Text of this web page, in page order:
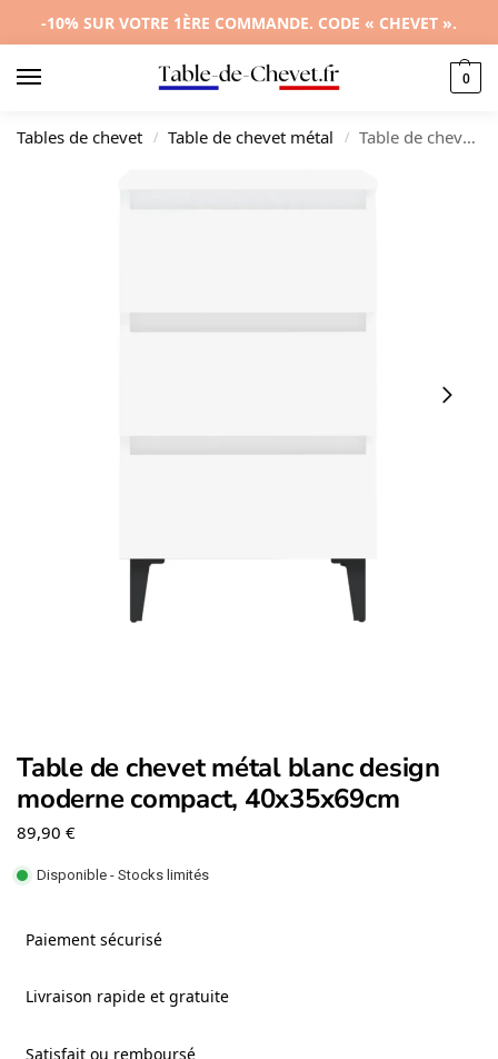
-10% SUR VOTRE 1ÈRE COMMANDE. CODE « CHEVET ».
0
Tables de chevet / Table de chevet métal / Table de chevet métal blanc design moderne compact, 40x35x69cm
Table de chevet métal blanc design
moderne compact, 40x35x69cm
89,90 €
Disponible - Stocks limités
Paiement sécurisé
Livraison rapide et gratuite
Satisfait ou remboursé